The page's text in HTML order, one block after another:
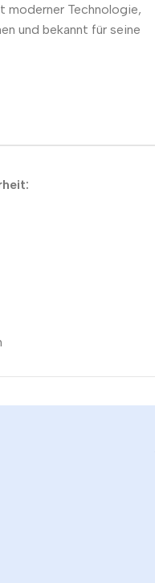
moderner Technologie,
und bekannt für seine